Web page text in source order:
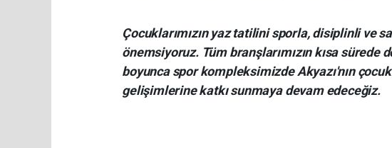
Çocuklarımızın yaz tatilini sporla, disiplinli ve
önemsiyoruz. Tüm branşlarımızın kısa
boyunca spor kompleksimizde Akyazı'nın
gelişimlerine katkı sunmaya devam edeceğiz.